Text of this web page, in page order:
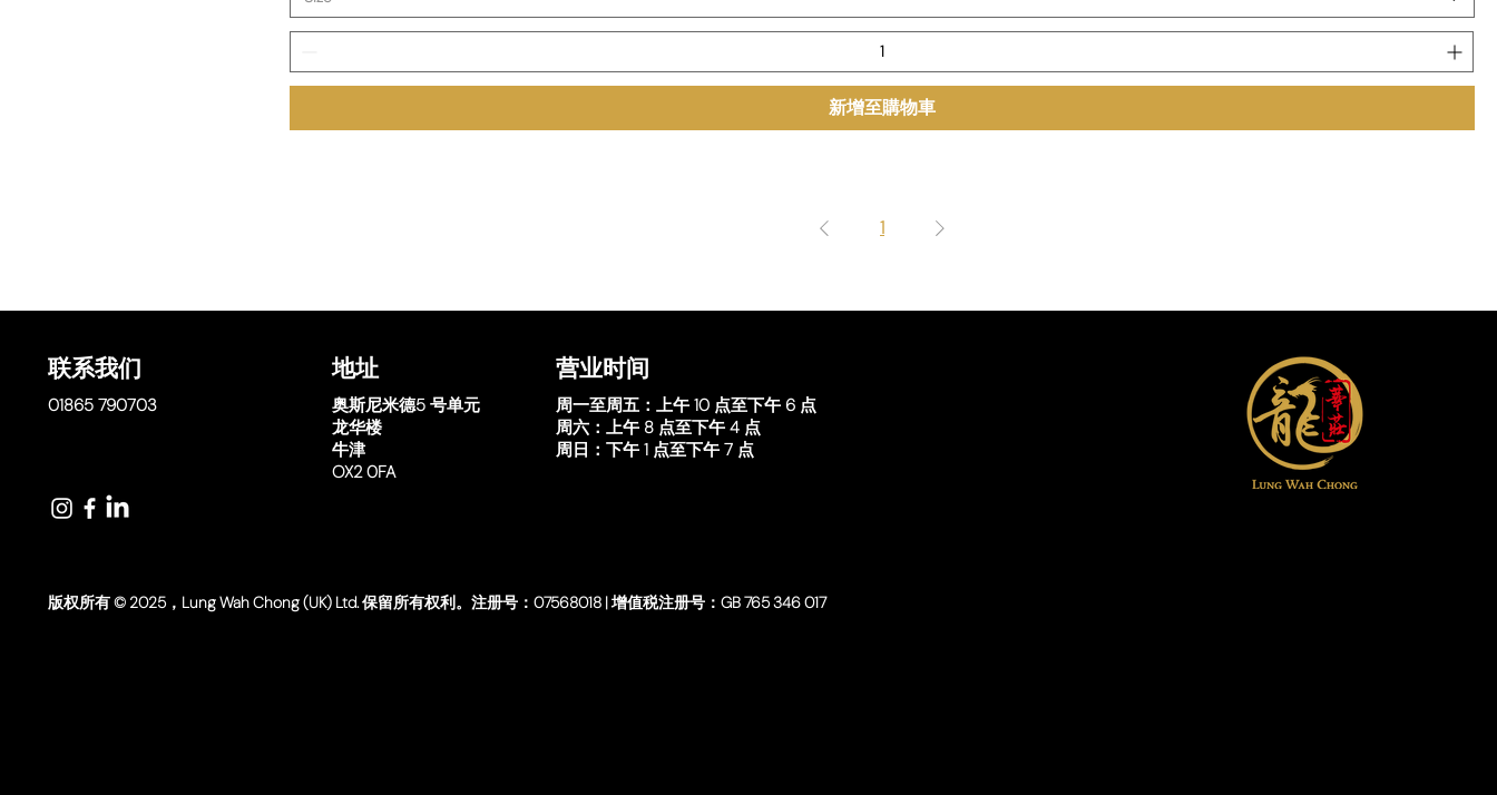
新增至購物車
1
联系我们
01865 790703
地址
奥斯尼米德5 号单元
龙华楼
牛津
OX2 0FA
营业时间
周一至周五： 上午 10 点至下午 6 点
周六： 上午 8 点至下午 4 点
周日： 下午 1 点至下午 7 点
版权所有 © 2025，Lung Wah Chong (UK) Ltd. 保留所有权利。注册号：07568018 | 增值税注册号：GB 765 346 017